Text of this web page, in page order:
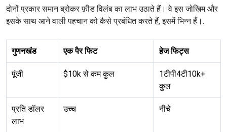
दोनों प्रकार समान ब्रोकर फ़ीड विलंब का लाभ उठाते हैं। वे इस जोखिम और
इसके साथ आने वाली पहचान को कैसे प्रबंधित करते हैं, इसमें भिन्न हैं।.
गुणनखंड एक पैर फिट हेज फिट्स
पूंजी $10k से कम कुल
1टीपी4टी10k+
कुल
प्रति डॉलर
लाभ
उच्च नीचे